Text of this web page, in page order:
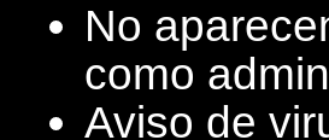
No
como
Aviso de